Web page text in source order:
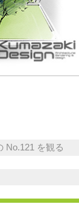
No.121 を観る